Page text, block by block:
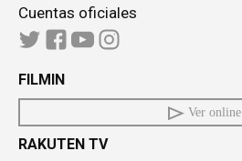
Cuentas oficiales
FILMIN
Ver online
RAKUTEN TV